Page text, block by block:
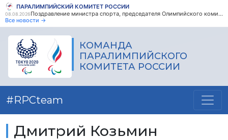
ПАРАЛИМПИЙСКИЙ КОМИТЕТ РОССИИ
08.08.2026
Поздравление министра спорта, председателя Олимпийского комитета России М.В. Дегтярева с Днем физкультурника
Все новости →
КОМАНДА
ПАРАЛИМПИЙСКОГО
КОМИТЕТА РОССИИ
#RPCteam
Дмитрий Козьмин